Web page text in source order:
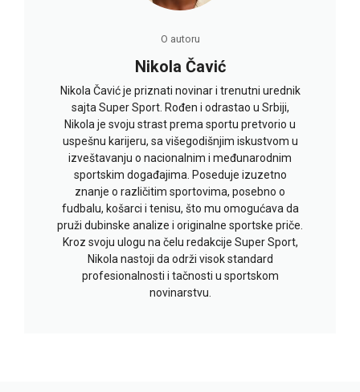
O autoru
Nikola Čavić
Nikola Čavić je priznati novinar i trenutni urednik
sajta Super Sport. Rođen i odrastao u Srbiji,
Nikola je svoju strast prema sportu pretvorio u
uspešnu karijeru, sa višegodišnjim iskustvom u
izveštavanju o nacionalnim i međunarodnim
sportskim događajima. Poseduje izuzetno
znanje o različitim sportovima, posebno o
fudbalu, košarci i tenisu, što mu omogućava da
pruži dubinske analize i originalne sportske priče.
Kroz svoju ulogu na čelu redakcije Super Sport,
Nikola nastoji da održi visok standard
profesionalnosti i tačnosti u sportskom
novinarstvu.